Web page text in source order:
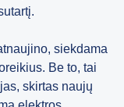
siekdama
Be to, tai
skirtas naujų